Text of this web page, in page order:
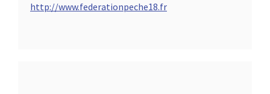
http://www.federationpeche18.fr